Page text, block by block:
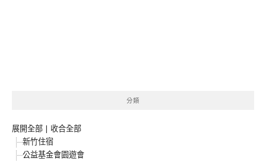
分類
展開全部 | 收合全部
新竹住宿
公益基金會園遊會